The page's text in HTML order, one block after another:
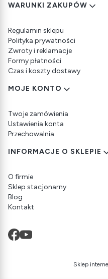
Linki w stopce
WARUNKI ZAKUPÓW
Regulamin sklepu
Polityka prywatności
Zwroty i reklamacje
Formy płatności
Czas i koszty dostawy
MOJE KONTO
Twoje zamówienia
Ustawienia konta
Przechowalnia
INFORMACJE O SKLEPIE
O firmie
Sklep stacjonarny
Blog
Kontakt
Sklep